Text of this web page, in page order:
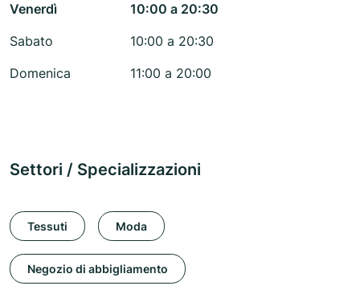
Venerdì
10:00 a 20:30
Sabato
10:00 a 20:30
Domenica
11:00 a 20:00
Settori / Specializzazioni
Tessuti Moda
Negozio di abbigliamento